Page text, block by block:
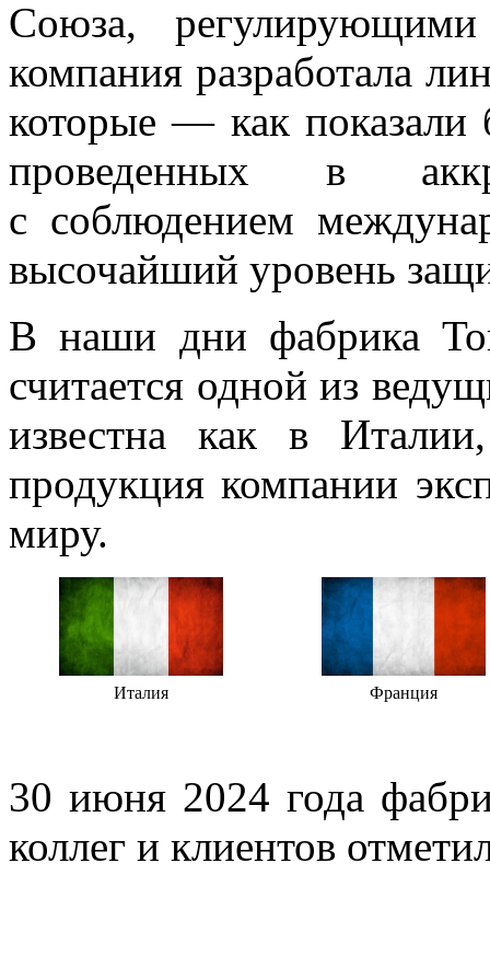
Союза, регулирующими
компания разработала
которые — как показали
проведенных в
с соблюдением
высочайший уровень
В наши дни фабрика
считается одной из
известна как в
продукция компании
миру.
Италия Франция
30 июня 2024 года
коллег и клиентов